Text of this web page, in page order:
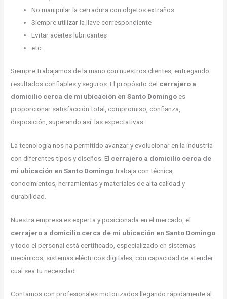
No manipular la cerradura con objetos extraños
Siempre utilizar la llave correspondiente
Evitar aceites lubricantes
etc.
Siempre trabajamos de la mano con nuestros clientes, entregando
resultados confiables y seguros. El propósito del cerrajero a
domicilio cerca de mi ubicación en Santo Domingo es
proporcionar satisfacción total, compromiso, confianza,
disposición, superando así las expectativas.
La tecnología nos ha permitido avanzar y evolucionar en la industria
con diferentes tipos y diseños. El cerrajero a domicilio cerca de
mi ubicación en Santo Domingotrabaja con técnica,
conocimientos, herramientas y materiales de alta calidad y
durabilidad.
Nuestra empresa es experta y posicionada en el mercado, el
cerrajero a domicilio cerca de mi ubicación en Santo Domingo
y todo el personal está certificado, especializado en sistemas
mecánicos, sistemas eléctricos digitales, con capacidad de atender
cual sea tu necesidad.
Contamos con profesionales motorizados llegando rápidamente al